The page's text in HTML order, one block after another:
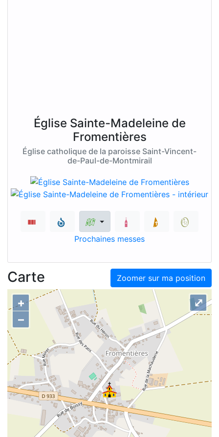
Église Sainte-Madeleine de
Fromentières
Église catholique de la paroisse Saint-Vincent-
de-Paul-de-Montmirail
Prochaines messes
Zoomer sur ma position
Carte
+
–
⤢